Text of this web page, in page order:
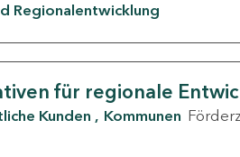
Regionalentwicklung
für regionale
Kunden Kommunen